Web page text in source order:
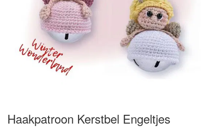
Haakpatroon Kerstbel Engeltjes